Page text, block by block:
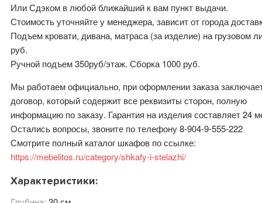
Или Сдэком в любой ближайший к вам пункт выдачи.
Стоимость уточняйте у менеджера, зависит от города
Подъем кровати, дивана, матраса (за изделие) на грузовом
руб.
Ручной подъем 350руб/этаж. Сборка 1000 руб.
Мы работаем официально, при оформлении заказа
договор, который содержит все реквизиты сторон, полную
информацию по заказу. Гарантия на изделия составляет 24
Остались вопросы, звоните по телефону 8-904-9-555-222
Смотрите полный каталог шкафов по ссылке:
https://mebelitos.ru/category/shkafy-i-stelazhi/
Характеристики: